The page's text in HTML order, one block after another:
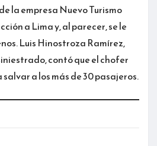
la empresa Nuevo Turismo
a Lima y, al parecer, se le
Luis Hinostroza Ramírez,
contó que el chofer
a los más de 30 pasajeros.